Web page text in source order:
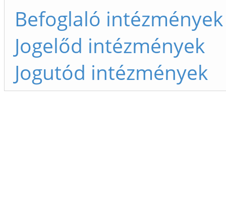
Befoglaló intézmények
Jogelőd intézmények
Jogutód intézmények